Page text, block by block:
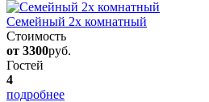
Семейный 2х комнатный
Стоимость
от 3300руб.
Гостей
4
подробнее